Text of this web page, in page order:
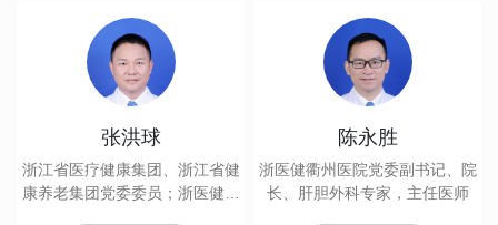
张洪球
浙江省医疗健康集团、浙江省健
康养老集团党委委员；浙医健衢
陈永胜
浙医健衢州医院党委副书记、院
长、肝胆外科专家，主任医师